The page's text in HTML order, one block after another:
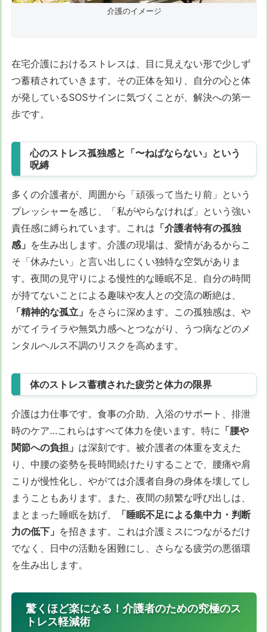
介護のイメージ
在宅介護におけるストレスは、目に見えない形で少しず
つ蓄積されていきます。その正体を知り、自分の心と体
が発しているSOSサインに気づくことが、解決への第一
歩です。
心のストレス孤独感と「〜ねばならない」という
呪縛
多くの介護者が、周囲から「頑張って当たり前」という
プレッシャーを感じ、「私がやらなければ」という強い
責任感に縛られています。これは 「介護者特有の孤独
感」 を生み出します。介護の現場は、愛情があるからこ
そ「休みたい」と言い出しにくい独特な空気がありま
す。夜間の見守りによる慢性的な睡眠不足、自分の時間
が持てないことによる趣味や友人との交流の断絶は、
「精神的な孤立」 をさらに深めます。この孤独感は、や
がてイライラや無気力感へとつながり、うつ病などのメ
ンタルヘルス不調のリスクを高めます。
体のストレス蓄積された疲労と体力の限界
介護は力仕事です。食事の介助、入浴のサポート、排泄
時のケア…これらはすべて体力を使います。特に 「腰や
関節への負担」 は深刻です。被介護者の体重を支えた
り、中腰の姿勢を長時間続けたりすることで、腰痛や肩
こりが慢性化し、やがては介護者自身の身体を壊してし
まうこともあります。また、夜間の頻繁な呼び出しは、
まとまった睡眠を妨げ、
「睡眠不足による集中力・判断
力の低下」 を招きます。これは介護ミスにつながるだけ
でなく、日中の活動を困難にし、さらなる疲労の悪循環
を生み出します。
驚くほど楽になる！介護者のための究極のス
トレス軽減術